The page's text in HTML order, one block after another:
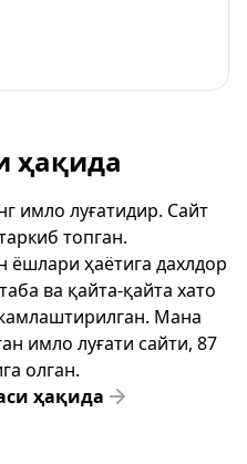
ҳақида
имло луғатидир. Сайт
топган.
ёшлари ҳаётига дахлдор
ва қайта-қайта хато
Мана
имло луғати сайти, 87
олган.
ҳақида